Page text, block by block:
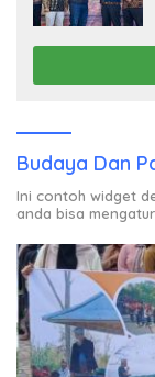
Budaya Dan
Ini contoh widget
anda bisa